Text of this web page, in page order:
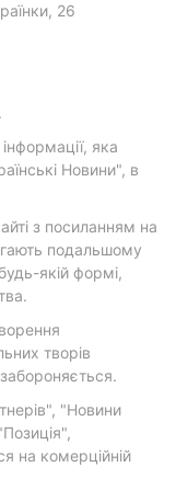
26
яка
Новини", в
з посиланням на
подальшому
якій формі,
творів
"Новини
на комерційній